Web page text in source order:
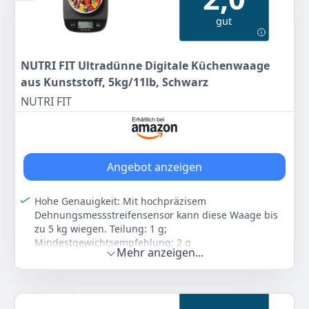
mit LCD Digitalanzeige, Zuwiegefunktion (Tara) und
Überlastungsanzeige
platzsparende Aufbewahrung Handwäsche
Farbe Hersteller Gewicht
Weiß WMF 460 g
21
34,99 €-38%
Anzeigen
gut
NUTRI FIT Ultradünne Digitale Küchenwaage
aus Kunststoff, 5kg/11lb, Schwarz
NUTRI FIT
Angebot anzeigen
Hohe Genauigkeit: Mit hochpräzisem
Dehnungsmessstreifensensor kann diese Waage bis
zu 5 kg wiegen. Teilung: 1 g;
Mindestgewichtsempfehlung: 2 g
Hohe Vielseitigkeit: Umwandelbare Maßeinheiten
zwischen lb:oz/g für Gewicht und fl'oz/ml für Volumen.
Mehr anzeigen...